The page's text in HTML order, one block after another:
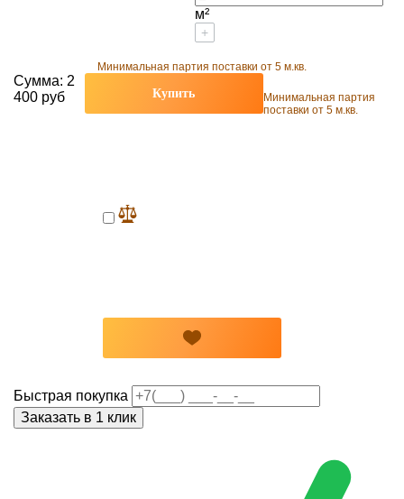
м²
+
Минимальная партия поставки от 5 м.кв.
Сумма: 2
400 руб
Купить
Минимальная партия
поставки от 5 м.кв.
Быстрая покупка